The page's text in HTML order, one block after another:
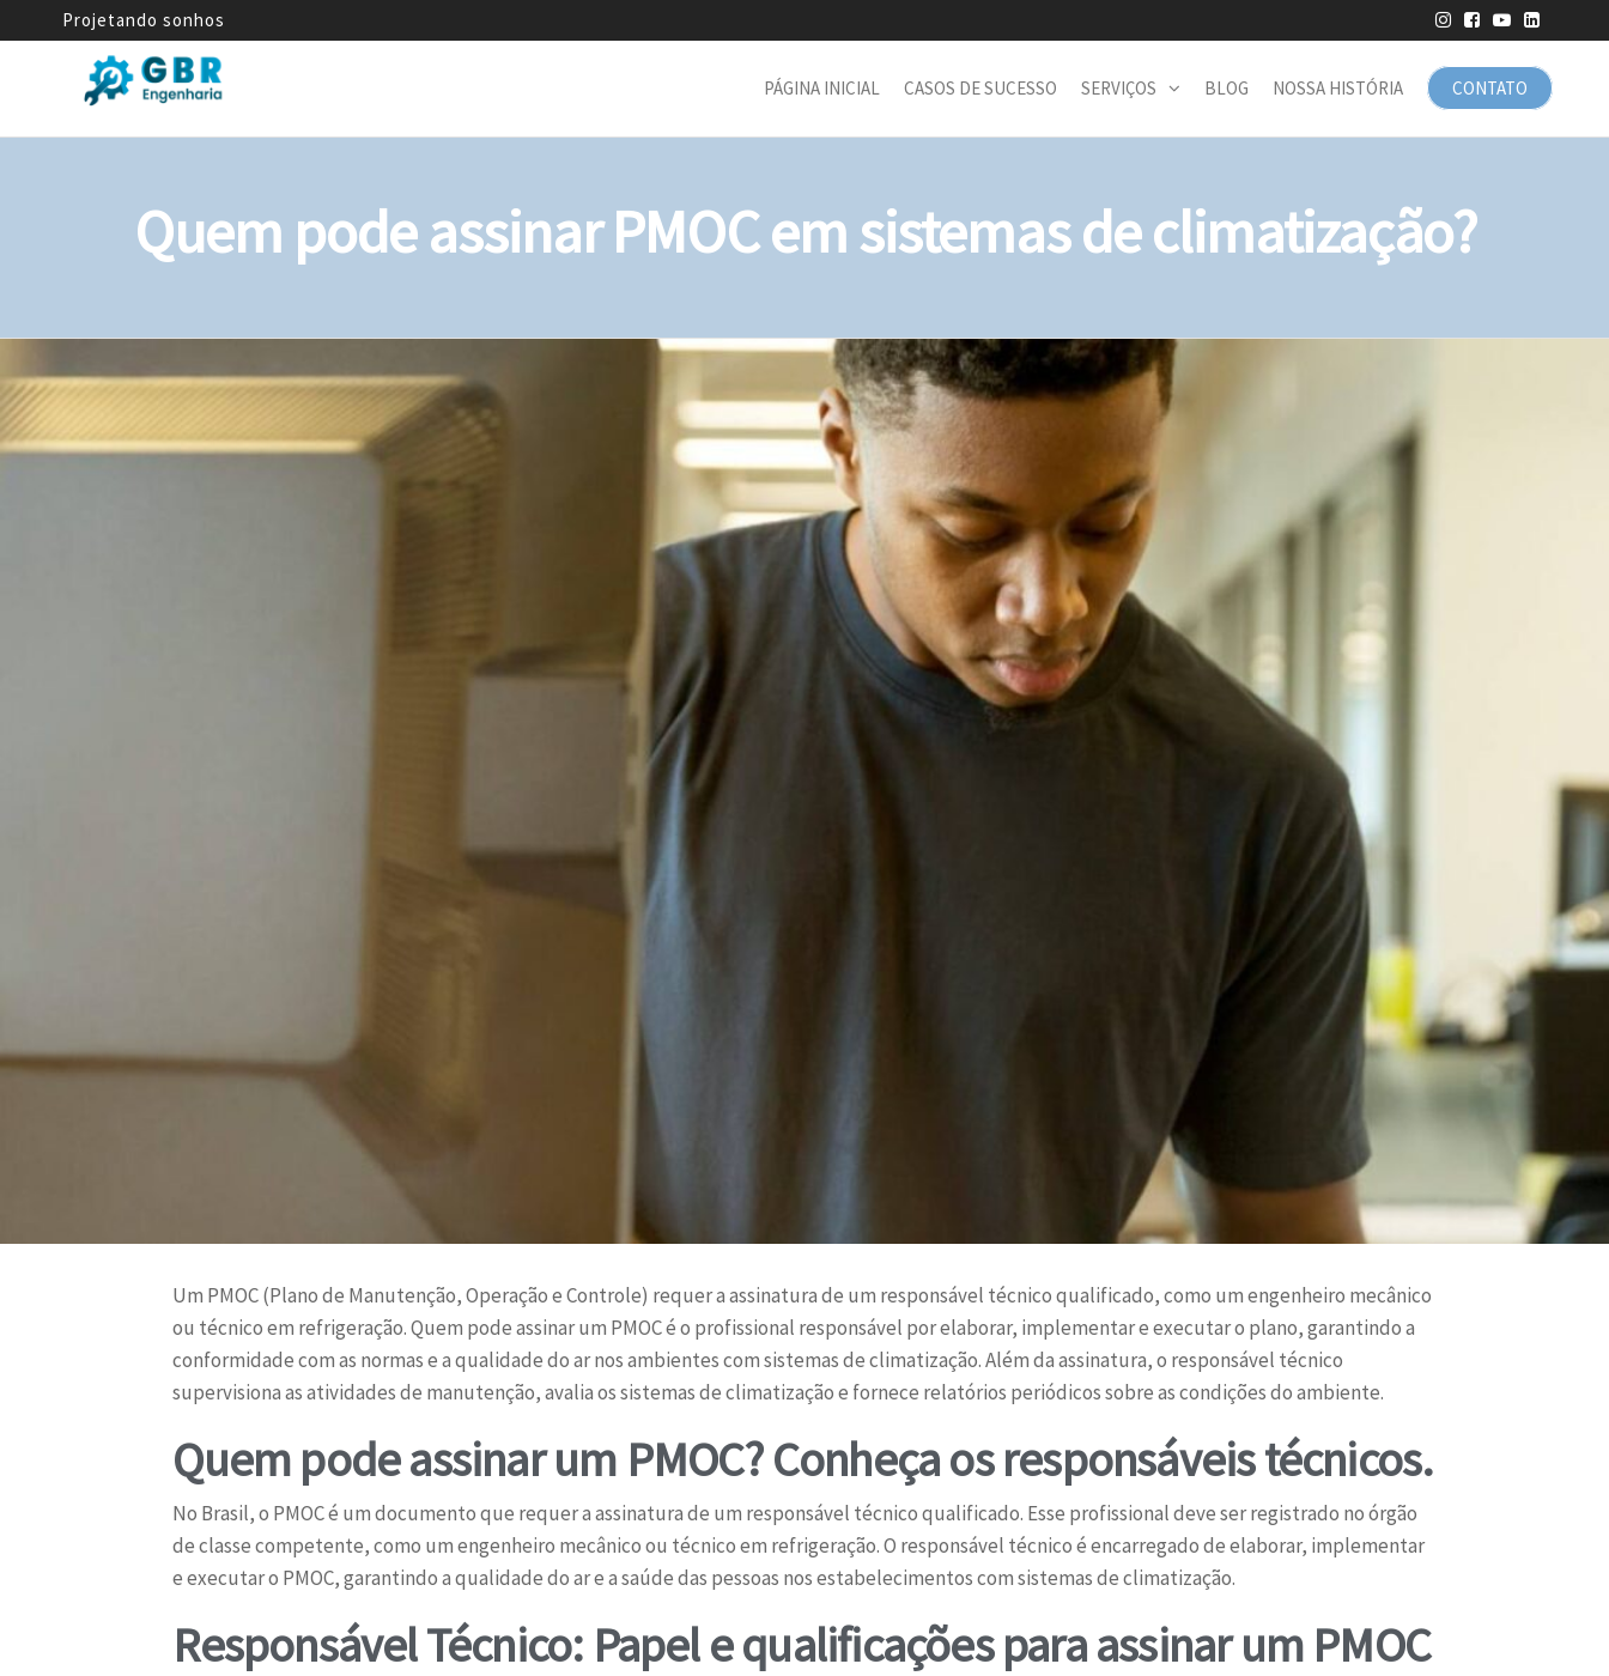
Projetando sonhos
Engenharia
CONTATO
PÁGINA INICIAL CASOS DE SUCESSO SERVIÇOS BLOG NOSSA HISTÓRIA
Quem pode assinar PMOC em sistemas de climatização?
Um PMOC (Plano de Manutenção, Operação e Controle) requer a assinatura de um responsável técnico qualificado, como um engenheiro mecânico
ou técnico em refrigeração. Quem pode assinar um PMOC é o profissional responsável por elaborar, implementar e executar o plano, garantindo a
conformidade com as normas e a qualidade do ar nos ambientes com sistemas de climatização. Além da assinatura, o responsável técnico
supervisiona as atividades de manutenção, avalia os sistemas de climatização e fornece relatórios periódicos sobre as condições do ambiente.
Quem pode assinar um PMOC? Conheça os responsáveis técnicos.
No Brasil, o PMOC é um documento que requer a assinatura de um responsável técnico qualificado. Esse profissional deve ser registrado no órgão
de classe competente, como um engenheiro mecânico ou técnico em refrigeração. O responsável técnico é encarregado de elaborar, implementar
e executar o PMOC, garantindo a qualidade do ar e a saúde das pessoas nos estabelecimentos com sistemas de climatização.
Responsável Técnico: Papel e qualificações para assinar um PMOC